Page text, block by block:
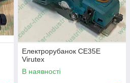
Електрорубанок CE35E
Virutex
В наявності